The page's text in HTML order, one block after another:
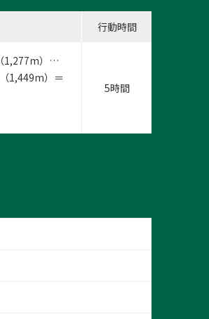
行動時間
1,277m）…
1,449m）＝
5時間